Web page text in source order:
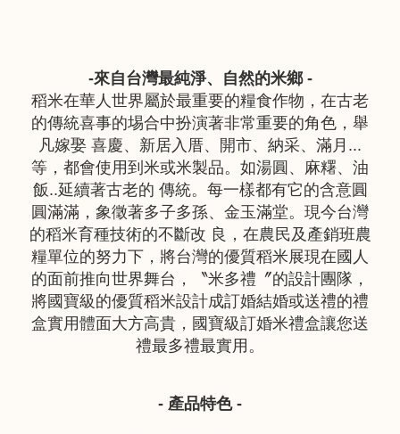
-來自台灣最純淨、自然的米鄉 -
稻米在華人世界屬於最重要的糧食作物，在古老
的傳統喜事的埸合中扮演著非常重要的角色，舉
凡嫁娶 喜慶、新居入厝、開市、納采、滿月...
等，都會使用到米或米製品。如湯圓、麻糬、油
飯..延續著古老的 傳統。每一樣都有它的含意圓
圓滿滿，象徵著多子多孫、金玉滿堂。現今台灣
的稻米育種技術的不斷改 良，在農民及產銷班農
糧單位的努力下，將台灣的優質稻米展現在國人
的面前推向世界舞台，〝米多禮〞的設計團隊，
將國寶級的優質稻米設計成訂婚結婚或送禮的禮
盒實用體面大方高貴，國寶級訂婚米禮盒讓您送
禮最多禮最實用。
- 產品特色 -